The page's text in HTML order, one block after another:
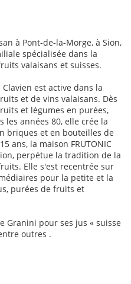
à Pont-de-la-Morge, à Sion,
spécialisée dans la
valaisans et suisses.
est active dans la
et de vins valaisans. Dès
et légumes en purées,
les années 80, elle crée la
briques et en bouteilles de
ans, la maison FRUTONIC
perpétue la tradition de la
Elle s'est recentrée sur
pour la petite et la
purées de fruits et
Granini pour ses jus « suisse
outres .